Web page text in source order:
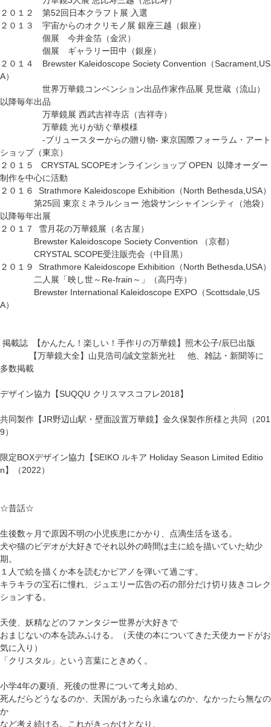
２０１２ 第52回日本クラフト展 入選
２０１３ 宇宙からのオクリモノ展 銀座三越（銀座）
個展 今井金箔（金沢）
個展 ギャラリー田中（銀座）
２０１４ Brewster Kaleidoscope Society Convention（Sacrament,US
A）
世界万華鏡コンベンション出品作家作品展 見世蔵（流山）
以降毎年出品
万華鏡展 西武吉祥寺店（吉祥寺）
万華鏡 光りが紡ぐ華模様
-ブリュースターからの贈り物- 東京国際フォーラム・アート
ショップ（東京）
２０１５ CRYSTAL SCOPEオンラインショップ OPEN 以降オーダー
制作を中心に活動
２０１６ Strathmore Kaleidoscope Exhibition（North Bethesda,USA）
第25回 東京ミネラルショー 池袋サンシャインシティ（池袋）
以降毎年出展
２０１７ 雪月花の万華鏡展（名古屋）
Brewster Kaleidoscope Society Convention （京都）
CRYSTAL SCOPE受注販売会（中目黒）
２０１９ Strathmore Kaleidoscope Exhibition（North Bethesda,USA）
二人展「映し世～Re-frain～」（高円寺）
Brewster International Kaleidoscope EXPO（Scottsdale,US
A）
掲載誌 【かんたん！楽しい！手作りの万華鏡】照木公子/辰巳出版
【万華鏡大全】山見浩司/誠文堂新光社 他、雑誌・新聞等に
多数掲載
デザイン協力【SUQQU クリスマスコフレ2018】
共同製作【JR野辺山駅・壁面設置万華鏡】金久保製作所様と共同（201
9）
限定BOXデザイン協力【SEIKO ルキア Holiday Season Limited Editio
n】（2022）
☆昔話☆
生後数ヶ月で原因不明の小児疾患にかかり、点滴生活を送る。
犬や猫のビデオが大好きでそれ以外の時間は主に絵を描いていた幼少
期。
１人で絵を描くか本を読むかピアノを弾いて過ごす。
キラキラの宝石に憧れ、ジュエリー広告の石の部分だけ切り抜きコレク
ションする。
天使、妖精などのファンタジー世界が大好きで
おまじないの本を読みふける。（天使の本についてきた天使カードがお
気に入り）
「クリスタル」という言葉にときめく。
小学4年の夏頃、死後の世界について考え始め、
死んだらどうなるのか、天国があったら永遠なのか、なかったら無なの
か
など考え続ける。これがきっかけとなり、